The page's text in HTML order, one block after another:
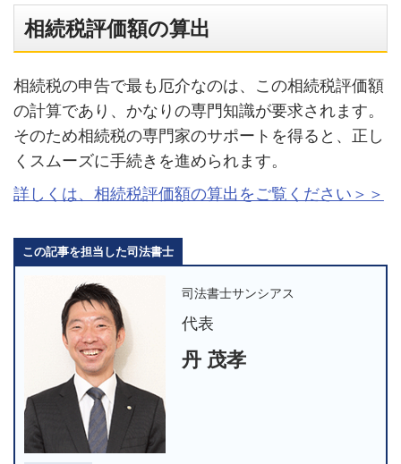
相続税評価額の算出
相続税の申告で最も厄介なのは、この相続税評価額
の計算であり、かなりの専門知識が要求されます。
そのため相続税の専門家のサポートを得ると、正し
くスムーズに手続きを進められます。
詳しくは、相続税評価額の算出をご覧ください＞＞
この記事を担当した司法書士
司法書士サンシアス
代表
丹 茂孝